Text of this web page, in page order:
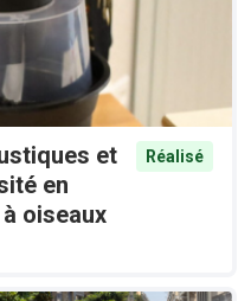
et
en
oiseaux
Réalisé